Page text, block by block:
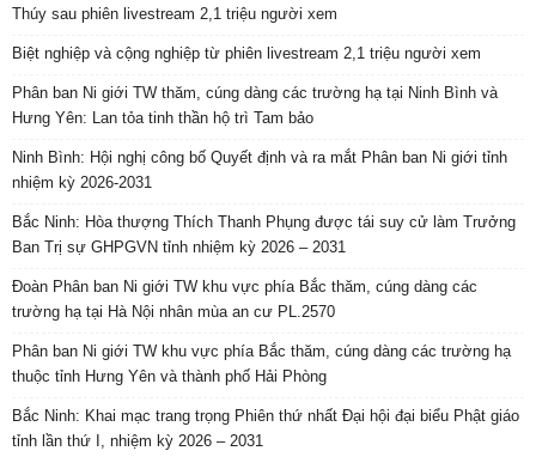
Thúy sau phiên livestream 2,1 triệu người xem
Biệt nghiệp và cộng nghiệp từ phiên livestream 2,1 triệu người xem
Phân ban Ni giới TW thăm, cúng dàng các trường hạ tại Ninh Bình và
Hưng Yên: Lan tỏa tinh thần hộ trì Tam bảo
Ninh Bình: Hội nghị công bố Quyết định và ra mắt Phân ban Ni giới tỉnh
nhiệm kỳ 2026-2031
Bắc Ninh: Hòa thượng Thích Thanh Phụng được tái suy cử làm Trưởng
Ban Trị sự GHPGVN tỉnh nhiệm kỳ 2026 – 2031
Đoàn Phân ban Ni giới TW khu vực phía Bắc thăm, cúng dàng các
trường hạ tại Hà Nội nhân mùa an cư PL.2570
Phân ban Ni giới TW khu vực phía Bắc thăm, cúng dàng các trường hạ
thuộc tỉnh Hưng Yên và thành phố Hải Phòng
Bắc Ninh: Khai mạc trang trọng Phiên thứ nhất Đại hội đại biểu Phật giáo
tỉnh lần thứ I, nhiệm kỳ 2026 – 2031